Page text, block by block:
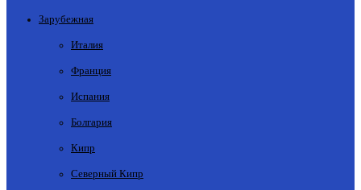
Зарубежная
Италия
Франция
Испания
Болгария
Кипр
Северный Кипр